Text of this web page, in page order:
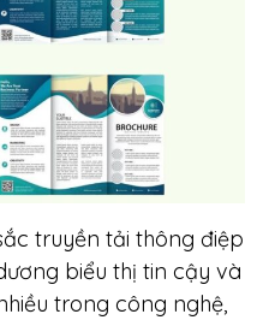
truyền tải thông điệp
biểu thị tin cậy và
trong công nghệ,